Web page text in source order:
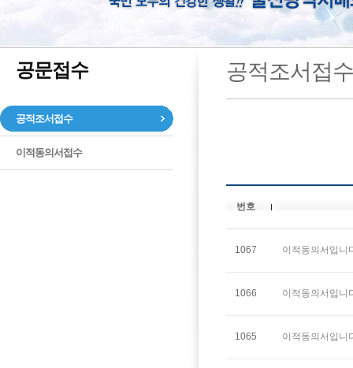
공문접수
공적조서접수
이적동의서접수
공적조서접수
번호
1067 이적동의서입니
1066 이적동의서입니
1065 이적동의서입니